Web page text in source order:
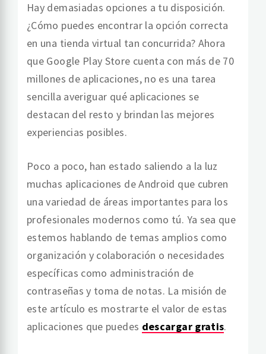
Hay demasiadas opciones a tu disposición.
¿Cómo puedes encontrar la opción correcta
en una tienda virtual tan concurrida? Ahora
que Google Play Store cuenta con más de 70
millones de aplicaciones, no es una tarea
sencilla averiguar qué aplicaciones se
destacan del resto y brindan las mejores
experiencias posibles.
Poco a poco, han estado saliendo a la luz
muchas aplicaciones de Android que cubren
una variedad de áreas importantes para los
profesionales modernos como tú. Ya sea que
estemos hablando de temas amplios como
organización y colaboración o necesidades
específicas como administración de
contraseñas y toma de notas. La misión de
este artículo es mostrarte el valor de estas
aplicaciones que puedes descargar gratis.